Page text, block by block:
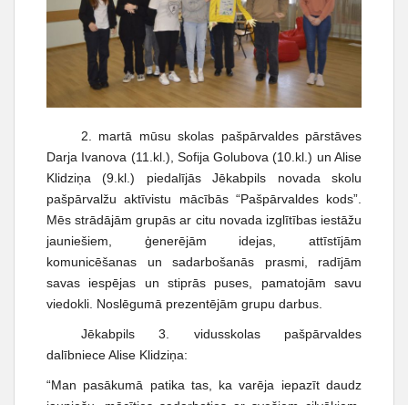
2. martā mūsu skolas pašpārvaldes pārstāves
Darja Ivanova (11.kl.), Sofija Golubova (10.kl.) un Alise
Klidziņa (9.kl.) piedalījās Jēkabpils novada skolu
pašpārvalžu aktīvistu mācībās “Pašpārvaldes kods”.
Mēs strādājām grupās ar citu novada izglītības iestāžu
jauniešiem, ģenerējām idejas, attīstījām
komunicēšanas un sadarbošanās prasmi, radījām
savas iespējas un stiprās puses, pamatojām savu
viedokli. Noslēgumā prezentējām grupu darbus.
Jēkabpils 3. vidusskolas pašpārvaldes
dalībniece Alise Klidziņa:
“Man pasākumā patika tas, ka varēja iepazīt daudz